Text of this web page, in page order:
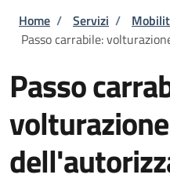
Briciole di
Home / Servizi /
Passo carrabile:
Passo
volturazione